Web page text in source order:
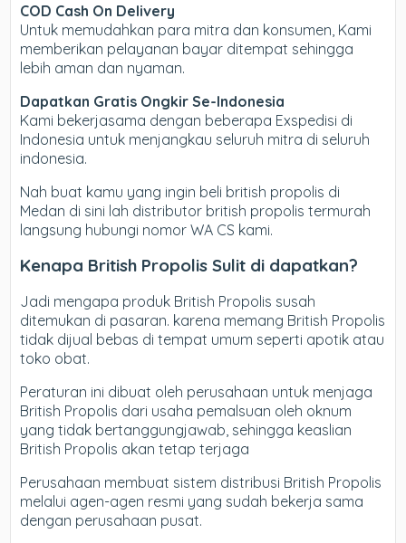
COD Cash On Delivery
Untuk memudahkan para mitra dan konsumen, Kami
memberikan pelayanan bayar ditempat sehingga
lebih aman dan nyaman.
Dapatkan Gratis Ongkir Se-Indonesia
Kami bekerjasama dengan beberapa Exspedisi di
Indonesia untuk menjangkau seluruh mitra di seluruh
indonesia.
Nah buat kamu yang ingin beli british propolis di
Medan di sini lah distributor british propolis termurah
langsung hubungi nomor WA CS kami.
Kenapa British Propolis Sulit di dapatkan?
Jadi mengapa produk British Propolis susah
ditemukan di pasaran. karena memang British Propolis
tidak dijual bebas di tempat umum seperti apotik atau
toko obat.
Peraturan ini dibuat oleh perusahaan untuk menjaga
British Propolis dari usaha pemalsuan oleh oknum
yang tidak bertanggungjawab, sehingga keaslian
British Propolis akan tetap terjaga
Perusahaan membuat sistem distribusi British Propolis
melalui agen-agen resmi yang sudah bekerja sama
dengan perusahaan pusat.